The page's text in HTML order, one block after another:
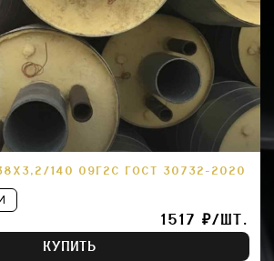
140 09Г2С ГОСТ 30732-2020
1517 ₽/ШТ.
КУПИТЬ